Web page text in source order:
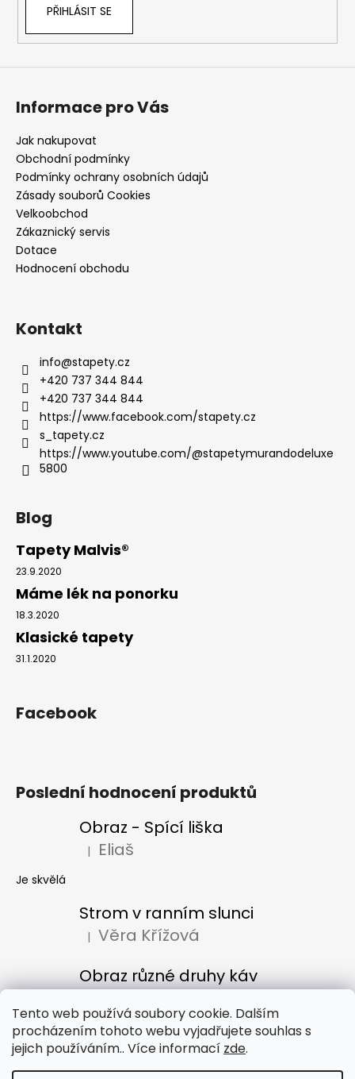
Tento web používá soubory cookie. Dalším
procházením tohoto webu vyjadřujete souhlas s
jejich používáním.. Více informací zde.
PŘIHLÁSIT SE
Informace pro Vás
Jak nakupovat
Obchodní podmínky
Podmínky ochrany osobních údajů
Zásady souborů Cookies
Velkoobchod
Zákaznický servis
Dotace
Hodnocení obchodu
Kontakt
info@stapety.cz
+420 737 344 844
+420 737 344 844
https://www.facebook.com/stapety.cz
s_tapety.cz
https://www.youtube.com/@stapetymurandodeluxe
5800
Blog
Tapety Malvis®
23.9.2020
Máme lék na ponorku
18.3.2020
Klasické tapety
31.1.2020
Facebook
Poslední hodnocení produktů
Obraz - Spící liška
Hodnocení produktu je 5 z 5 hvězdiček.
| Eliaš
Je skvělá
Strom v ranním slunci
Hodnocení produktu je 5 z 5 hvězdiček.
| Věra Křížová
Obraz různé druhy káv
Hodnocení produktu je 5 z 5 hvězdiček.